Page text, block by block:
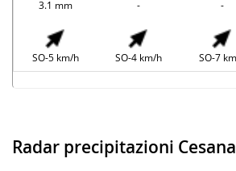
3.1 mm - -
SO-5 km/h SO-4 km/h SO-7
Radar precipitazioni